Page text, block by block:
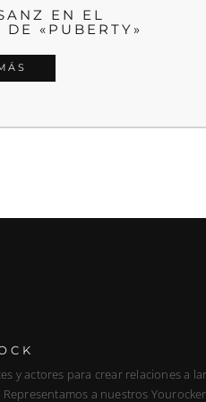
EN EL
DE «PUBERTY»
y actores para crear relaciones a
Representamos a nuestros